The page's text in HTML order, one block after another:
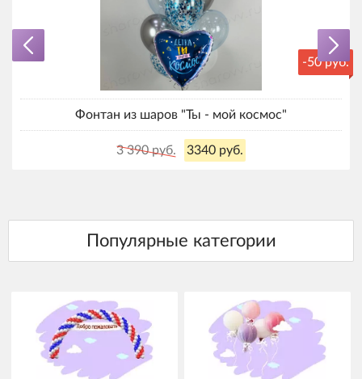
-50 руб.
Фонтан из шаров "Ты - мой космос"
3 390 руб. 3340 руб.